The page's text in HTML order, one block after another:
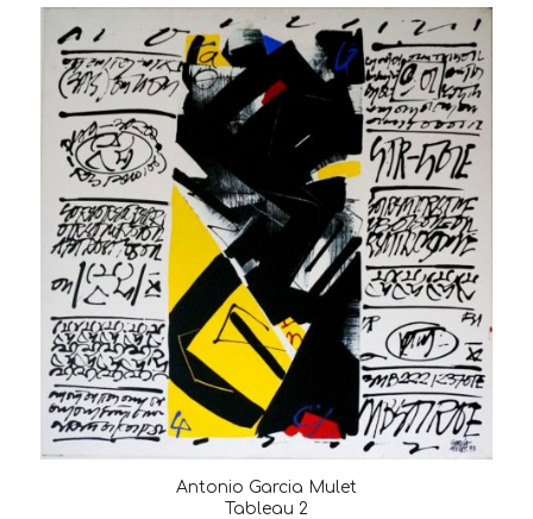
Antonio Garcia Mulet
Tableau 2